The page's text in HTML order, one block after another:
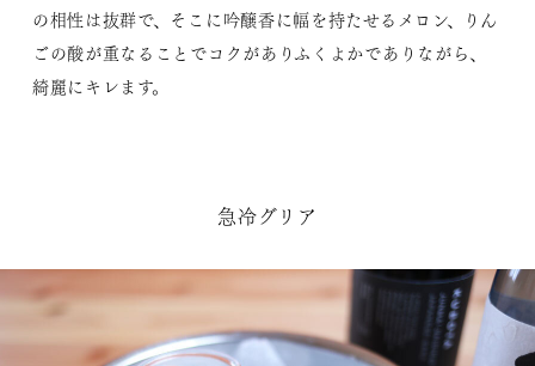
の相性は抜群で、そこに吟醸香に幅を持たせるメロン、りん
ごの酸が重なることでコクがありふくよかでありながら、
綺麗にキレます。
急冷グリア